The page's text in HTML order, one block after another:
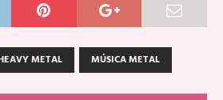
METAL MÚSICA METAL